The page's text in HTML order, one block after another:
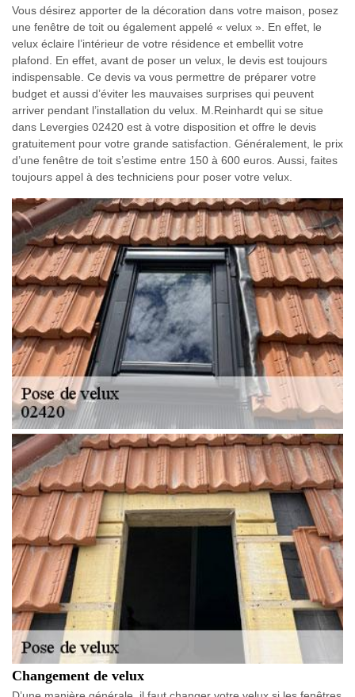
Vous désirez apporter de la décoration dans votre maison, posez
une fenêtre de toit ou également appelé « velux ». En effet, le
velux éclaire l’intérieur de votre résidence et embellit votre
plafond. En effet, avant de poser un velux, le devis est toujours
indispensable. Ce devis va vous permettre de préparer votre
budget et aussi d’éviter les mauvaises surprises qui peuvent
arriver pendant l’installation du velux. M.Reinhardt qui se situe
dans Levergies 02420 est à votre disposition et offre le devis
gratuitement pour votre grande satisfaction. Généralement, le prix
d’une fenêtre de toit s’estime entre 150 à 600 euros. Aussi, faites
toujours appel à des techniciens pour poser votre velux.
Changement de velux